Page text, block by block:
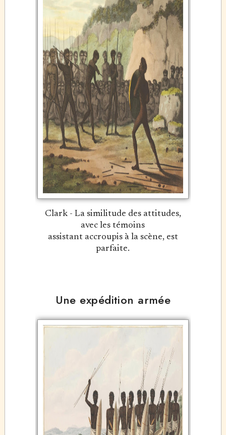
Clark - La similitude des attitudes,
avec les témoins
assistant accroupis à la scène, est
parfaite.
Une expédition armée